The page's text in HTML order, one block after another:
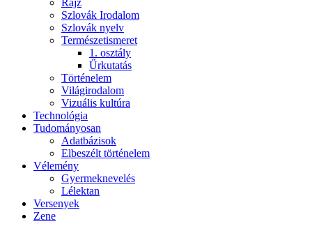
Rajz
Szlovák Irodalom
Szlovák nyelv
Természetismeret
1. osztály
Űrkutatás
Történelem
Világirodalom
Vizuális kultúra
Technológia
Tudományosan
Adatbázisok
Elbeszélt történelem
Vélemény
Gyermeknevelés
Lélektan
Versenyek
Zene